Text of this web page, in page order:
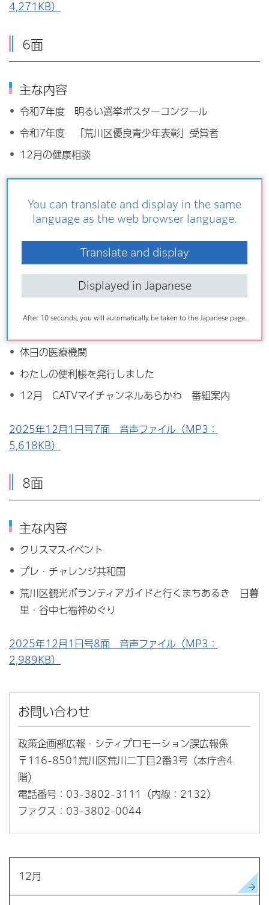
You can translate and display in the same
language as the web browser language.
Translate and display
Displayed in Japanese
After 10 seconds, you will automatically be taken to the Japanese page.
4,271KB）
6面
主な内容
令和7年度 明るい選挙ポスターコンクール
令和7年度 「荒川区優良青少年表彰」受賞者
12月の健康相談
3,234KB）
7面
休日の医療機関
わたしの便利帳を発行しました
12月 CATVマイチャンネルあらかわ 番組案内
2025年12月1日号7面 音声ファイル（MP3：
5,618KB）
8面
主な内容
クリスマスイベント
プレ・チャレンジ共和国
荒川区観光ボランティアガイドと行くまちあるき 日暮
里・谷中七福神めぐり
2025年12月1日号8面 音声ファイル（MP3：
2,989KB）
お問い合わせ
政策企画部広報・シティプロモーション課広報係
〒116-8501荒川区荒川二丁目2番3号（本庁舎4
階）
電話番号：03-3802-3111（内線：2132）
ファクス：03-3802-0044
12月